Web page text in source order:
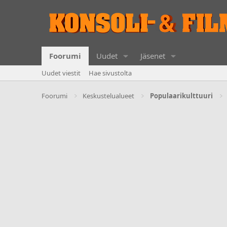
Foorumi Uudet Jäsenet
Uudet viestit Hae sivustolta
Foorumi Keskustelualueet Populaarikulttuuri